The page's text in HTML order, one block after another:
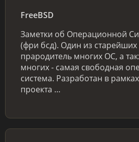
FreeBSD
Заметки об Операционной
(фри бсд). Один из
прародитель многих ОС, а
многих - самая свободная
система. Разработан в
проекта …